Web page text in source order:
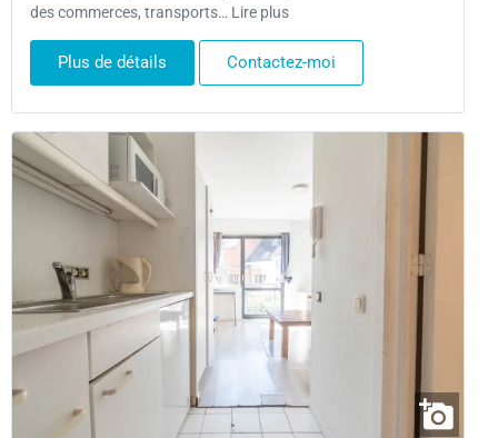
des commerces, transports… Lire plus
Plus de détails Contactez-moi